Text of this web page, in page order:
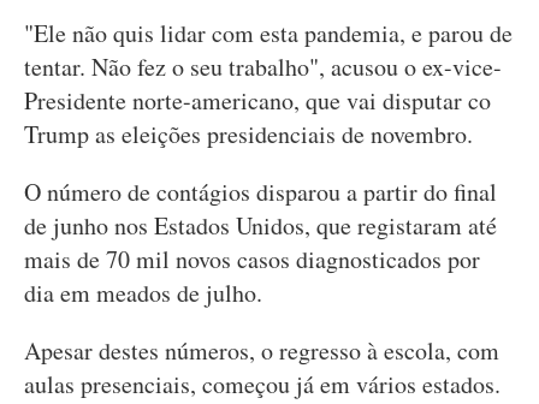
"Ele não quis lidar com esta pandemia, e parou de
tentar. Não fez o seu trabalho", acusou o ex-vice-
Presidente norte-americano, que vai disputar co
Trump as eleições presidenciais de novembro.
O número de contágios disparou a partir do final
de junho nos Estados Unidos, que registaram até
mais de 70 mil novos casos diagnosticados por
dia em meados de julho.
Apesar destes números, o regresso à escola, com
aulas presenciais, começou já em vários estados.